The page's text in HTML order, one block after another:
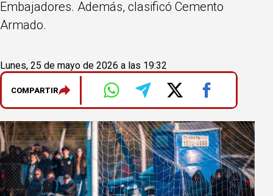
Embajadores. Además, clasificó Cemento
Armado.
Lunes, 25 de mayo de 2026 a las 19:32
COMPARTIR